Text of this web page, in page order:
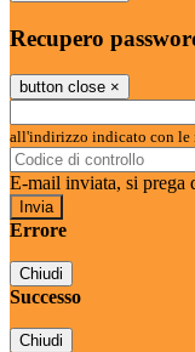
Recupero
button close ×
all'indirizzo indicato con le
E-mail inviata, si prega
Errore
Chiudi
Successo
Chiudi